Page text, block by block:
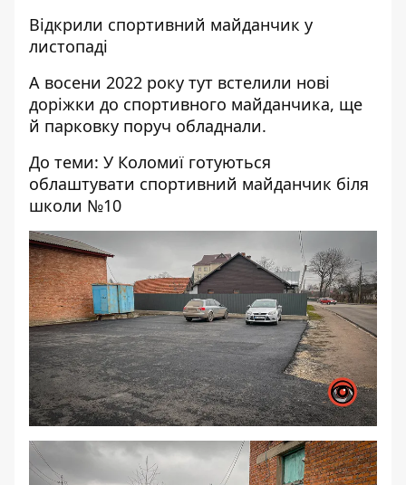
Відкрили спортивний майданчик у
листопаді
А восени 2022 року тут встелили нові
доріжки до спортивного майданчика, ще
й парковку поруч обладнали.
До теми: У Коломиї готуються
облаштувати спортивний майданчик біля
школи №10